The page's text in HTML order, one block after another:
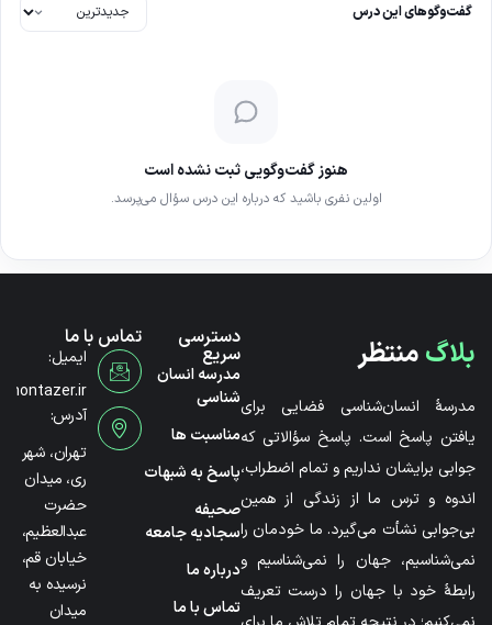
گفت‌وگوهای این درس
هنوز گفت‌وگویی ثبت نشده است
اولین نفری باشید که درباره این درس سؤال می‌پرسد.
بلاگمنتظر
مدرسۀ انسان‌شناسی فضایی برای
یافتن پاسخ است. پاسخ سؤالاتی که
جوابی برایشان نداریم و تمام اضطراب،
اندوه و ترس ما از زندگی از همین
بی‌جوابی نشأت می‌گیرد. ما خودمان را
نمی‌شناسیم، جهان را نمی‌شناسیم و
رابطۀ خود با جهان را درست تعریف
دسترسی
سریع
مدرسه انسان
شناسی
مناسبت ها
پاسخ به شبهات
صحیفه
سجادیه جامعه
درباره ما
تماس با ما
تماس با ما
ایمیل:
آدرس:
تهران، شهر
ری، میدان
حضرت
عبدالعظیم،
خیابان قم،
نرسیده به
میدان